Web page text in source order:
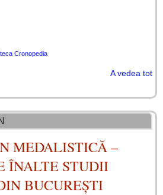
Cronopedia
A vedea tot
MEDALISTICĂ –
ÎNALTE STUDII
BUCUREȘTI